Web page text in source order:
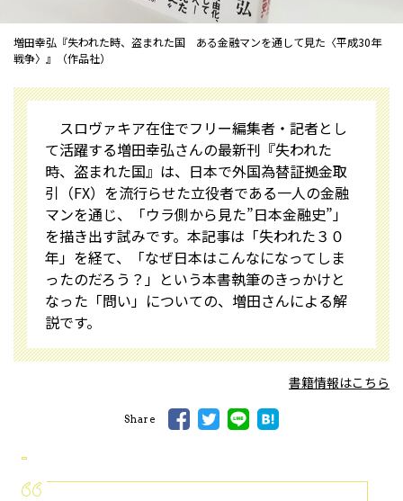
増田幸弘『失われた時、盗まれた国 ある金融マンを通して見た〈平成30年
戦争〉』（作品社）
スロヴァキア在住でフリー編集者・記者とし
て活躍する増田幸弘さんの最新刊『失われた
時、盗まれた国』は、日本で外国為替証拠金取
引（FX）を流行らせた立役者である一人の金融
マンを通じ、「ウラ側から見た”日本金融史”」
を描き出す試みです。本記事は「失われた３０
年」を経て、「なぜ日本はこんなになってしま
ったのだろう？」という本書執筆のきっかけと
なった「問い」についての、増田さんによる解
説です。
書籍情報はこちら
Share